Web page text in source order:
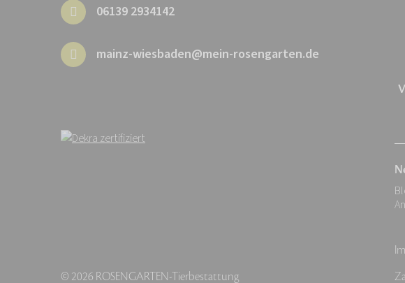
06139 2934142
mainz-wiesbaden@mein-rosengarten.de
© 2026 ROSENGARTEN-Tierbestattung